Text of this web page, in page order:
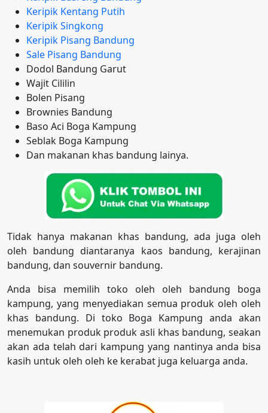
Keripik Kentang Putih
Keripik Singkong
Keripik Pisang Bandung
Sale Pisang Bandung
Dodol Bandung Garut
Wajit Cililin
Bolen Pisang
Brownies Bandung
Baso Aci Boga Kampung
Seblak Boga Kampung
Dan makanan khas bandung lainya.
Tidak hanya makanan khas bandung, ada juga oleh
oleh bandung diantaranya kaos bandung, kerajinan
bandung, dan souvernir bandung.
Anda bisa memilih toko oleh oleh bandung boga
kampung, yang menyediakan semua produk oleh oleh
khas bandung. Di toko Boga Kampung anda akan
menemukan produk produk asli khas bandung, seakan
akan ada telah dari kampung yang nantinya anda bisa
kasih untuk oleh oleh ke kerabat juga keluarga anda.